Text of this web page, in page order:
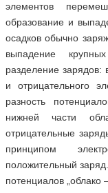
элементов
образование и
осадков обычно
выпадение
разделение зарядов:
и отрицательного
разность
нижней части
отрицательные
принципом
положительный
потенциалов „облако